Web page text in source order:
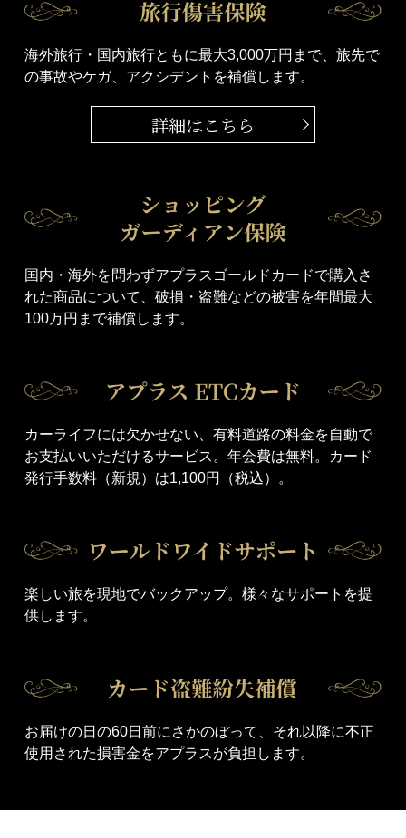
海外旅行・国内旅行ともに最大3,000万円まで、旅先で
の事故やケガ、アクシデントを補償します。
詳細はこちら
国内・海外を問わずアプラスゴールドカードで購入さ
れた商品について、破損・盗難などの被害を年間最大
100万円まで補償します。
カーライフには欠かせない、有料道路の料金を自動で
お支払いいただけるサービス。年会費は無料。カード
発行手数料（新規）は1,100円（税込）。
楽しい旅を現地でバックアップ。様々なサポートを提
供します。
お届けの日の60日前にさかのぼって、それ以降に不正
使用された損害金をアプラスが負担します。